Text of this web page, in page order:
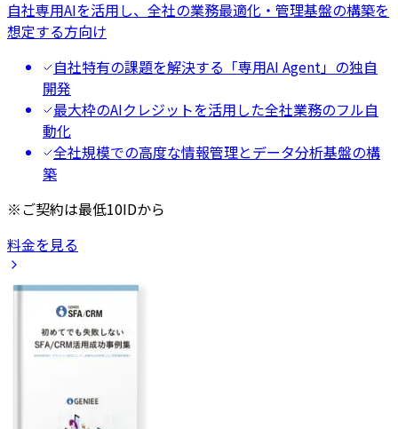
自社専用AIを活用し、全社の業務最適化・管理基盤の構築を
想定する方向け
自社特有の課題を解決する「専用AI Agent」の独自
開発
最大枠のAIクレジットを活用した全社業務のフル自
動化
全社規模での高度な情報管理とデータ分析基盤の構
築
※ご契約は最低10IDから
料金を見る